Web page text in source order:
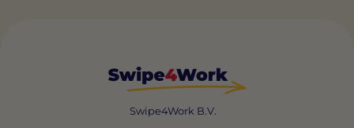
Swipe4Work B.V.